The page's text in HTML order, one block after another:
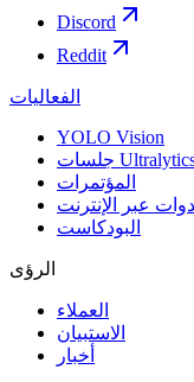
Discord
Reddit
الفعاليات
YOLO Vision
المؤتمرات
عبر الإنترنت
البودكاست
الرؤى
العملاء
الاستبيان
أخبار